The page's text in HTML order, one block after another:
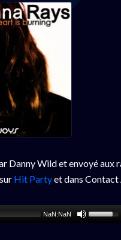
Danny Wild et envoyé aux
Hit Partyet dans Contact
NaN:NaN